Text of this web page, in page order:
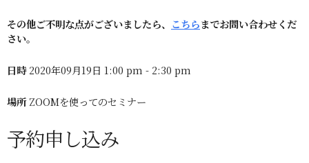
その他ご不明な点がございましたら、 こちらまでお問い合わせくだ
さい。
日時2020年09月19日 1:00 pm - 2:30 pm
場所ZOOMを使ってのセミナー
予約申し込み